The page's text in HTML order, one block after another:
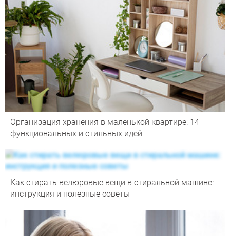
Организация хранения в маленькой квартире: 14
функциональных и стильных идей
Как стирать велюровые вещи в стиральной машине:
инструкция и полезные советы